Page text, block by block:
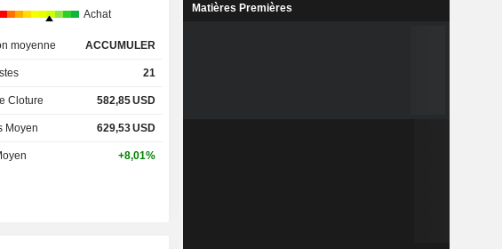
Achat
moyenne ACCUMULER
21
Cloture 582,85USD
Moyen 629,53USD
+8,01%
Matières Premières